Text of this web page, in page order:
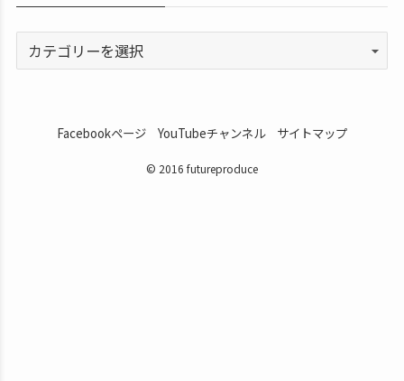
Facebookページ YouTubeチャンネル サイトマップ
© 2016 futureproduce